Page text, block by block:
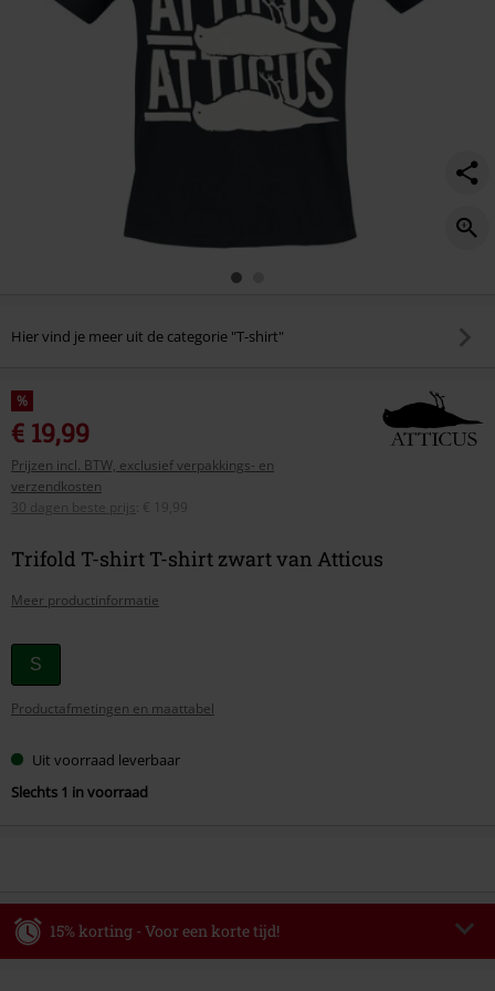
Hier vind je meer uit de categorie "T-shirt"
%
€ 19,99
Prijzen incl. BTW, exclusief verpakkings- en
verzendkosten
30 dagen beste prijs
€ 19,99
Trifold T-shirt T-shirt zwart van Atticus
Meer productinformatie
Kies
je
maat
S
Productafmetingen en maattabel
Uit voorraad leverbaar
Slechts 1 in voorraad
15% korting - Voor een korte tijd!